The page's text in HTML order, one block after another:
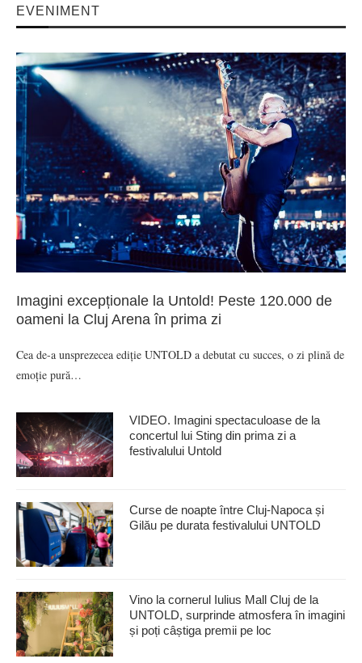
EVENIMENT
Imagini excepționale la Untold! Peste 120.000 de
oameni la Cluj Arena în prima zi
Cea de-a unsprezecea ediție UNTOLD a debutat cu succes, o zi plină de
emoție pură…
VIDEO. Imagini spectaculoase de la
concertul lui Sting din prima zi a
festivalului Untold
Curse de noapte între Cluj-Napoca și
Gilău pe durata festivalului UNTOLD
Vino la cornerul Iulius Mall Cluj de la
UNTOLD, surprinde atmosfera în imagini
și poți câștiga premii pe loc